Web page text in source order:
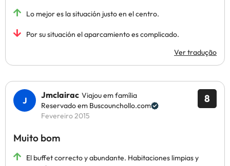
Lo mejor es la situación justo en el centro.
Por su situación el aparcamiento es complicado.
Ver tradução
8
Jmclairac Viajou em família
Reservado em Buscounchollo.com
Fevereiro 2015
Muito bom
El buffet correcto y abundante. Habitaciones limpias y